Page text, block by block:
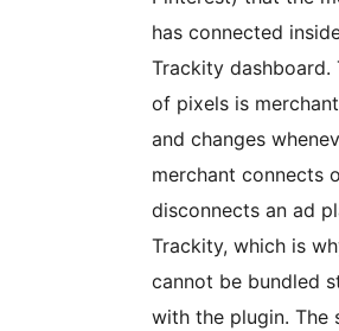
has connected
Trackity dashboard.
of pixels is
and changes
merchant connects
disconnects an ad
Trackity, which is
cannot be bundled
with the plugin. The